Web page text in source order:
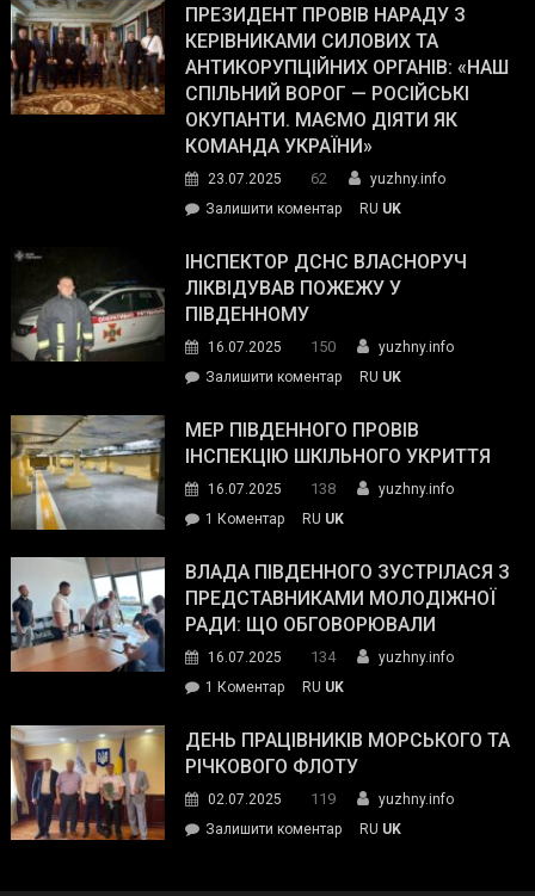
Street
Journal.
Південному
працівникам
ОПЗ
з
матеріального
резерву
гуманітарну
допомогу
ПРЕЗИДЕНТ ПРОВІВ НАРАДУ З
КЕРІВНИКАМИ СИЛОВИХ ТА
АНТИКОРУПЦІЙНИХ ОРГАНІВ: «НАШ
СПІЛЬНИЙ ВОРОГ — РОСІЙСЬКІ
ОКУПАНТИ. МАЄМО ДІЯТИ ЯК
КОМАНДА УКРАЇНИ»
23.07.2025 62
yuzhny.info
Залишити коментарon
провів
нараду
силових
та
органів:
«Наш
спільний
окупанти.
Маємо
діяти
команда
RU UK
ІНСПЕКТОР ДСНС ВЛАСНОРУЧ
ЛІКВІДУВАВ ПОЖЕЖУ У
ПІВДЕННОМУ
16.07.2025 150
yuzhny.info
Залишити коментарon
ДСНС
власноруч
пожежу
у
RU UK
МЕР ПІВДЕННОГО ПРОВІВ
ІНСПЕКЦІЮ ШКІЛЬНОГО УКРИТТЯ
16.07.2025 138
yuzhny.info
1 Коментардо
Південного
провів
інспекцію
укриття
RU UK
ВЛАДА ПІВДЕННОГО ЗУСТРІЛАСЯ З
ПРЕДСТАВНИКАМИ МОЛОДІЖНОЇ
РАДИ: ЩО ОБГОВОРЮВАЛИ
16.07.2025 134
yuzhny.info
1 Коментардо
Південного
зустрілася
представниками
молодіжної
RU UK
ДЕНЬ ПРАЦІВНИКІВ МОРСЬКОГО ТА
РІЧКОВОГО ФЛОТУ
02.07.2025 119
yuzhny.info
Залишити коментарon
RU UK